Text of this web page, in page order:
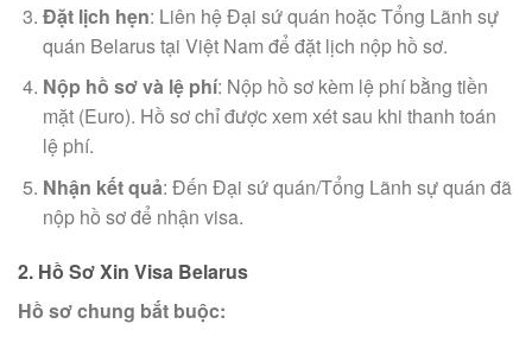
Đặt lịch hẹn: Liên hệ Đại sứ quán hoặc Tổng Lãnh sự
quán Belarus tại Việt Nam để đặt lịch nộp hồ sơ.
Nộp hồ sơ và lệ phí: Nộp hồ sơ kèm lệ phí bằng tiền
mặt (Euro). Hồ sơ chỉ được xem xét sau khi thanh toán
lệ phí.
Nhận kết quả: Đến Đại sứ quán/Tổng Lãnh sự quán đã
nộp hồ sơ để nhận visa.
2. Hồ Sơ Xin Visa Belarus
Hồ sơ chung bắt buộc: